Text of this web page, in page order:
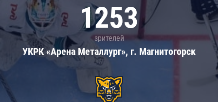
1253
зрителей
УКРК «Арена Металлург», г. Магнитогорск